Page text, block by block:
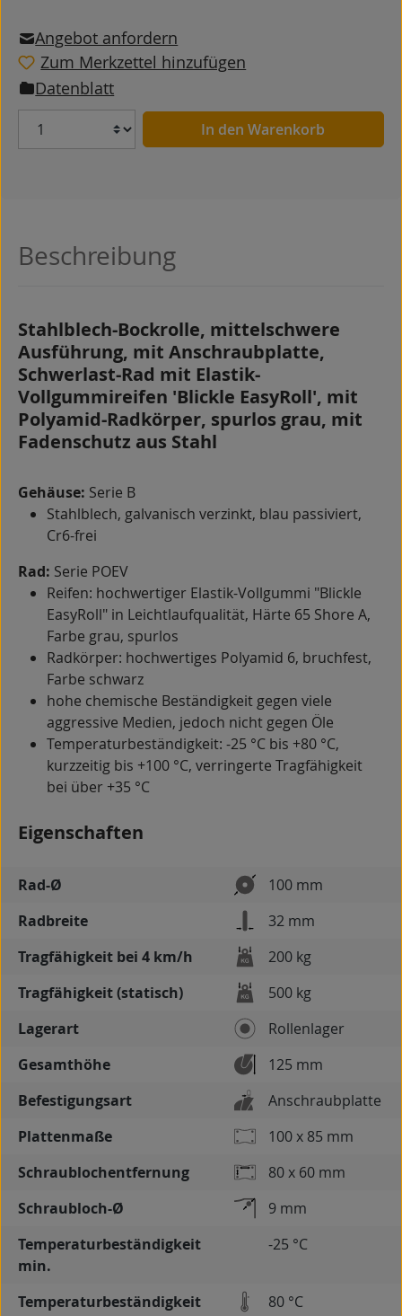
Angebot anfordern
Zum Merkzettel hinzufügen
Datenblatt
Anzahl In den Warenkorb
Beschreibung
Stahlblech-Bockrolle, mittelschwere
Ausführung, mit Anschraubplatte,
Schwerlast-Rad mit Elastik-
Vollgummireifen 'Blickle EasyRoll', mit
Polyamid-Radkörper, spurlos grau, mit
Fadenschutz aus Stahl
Gehäuse: Serie B
Stahlblech, galvanisch verzinkt, blau passiviert,
Cr6-frei
Rad: Serie POEV
Reifen: hochwertiger Elastik-Vollgummi "Blickle
EasyRoll" in Leichtlaufqualität, Härte 65 Shore A,
Farbe grau, spurlos
Radkörper: hochwertiges Polyamid 6, bruchfest,
Farbe schwarz
hohe chemische Beständigkeit gegen viele
aggressive Medien, jedoch nicht gegen Öle
Temperaturbeständigkeit: -25 °C bis +80 °C,
kurzzeitig bis +100 °C, verringerte Tragfähigkeit
bei über +35 °C
Eigenschaften
Rad-Ø
100 mm
Radbreite
32 mm
Tragfähigkeit bei 4 km/h
200 kg
Tragfähigkeit (statisch)
500 kg
Lagerart
Rollenlager
Gesamthöhe
125 mm
Befestigungsart
Anschraubplatte
Plattenmaße
100 x 85 mm
Schraublochentfernung
80 x 60 mm
Schraubloch-Ø
9 mm
Temperaturbeständigkeit
min.
-25 °C
Temperaturbeständigkeit
80 °C